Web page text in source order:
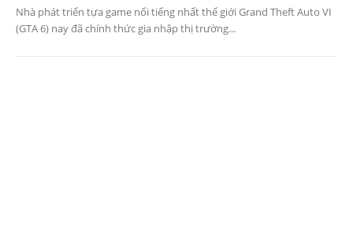
Nhà phát triển tựa game nổi tiếng nhất thế giới Grand Theft Auto VI
(GTA 6) nay đã chính thức gia nhập thị trường...